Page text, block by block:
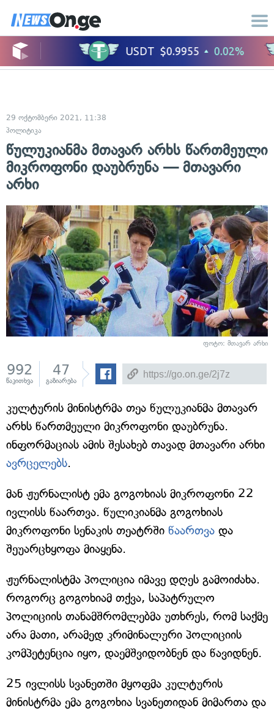
29 ოქტომბერი 2021, 11:38
პოლიტიკა
წულუკიანმა მთავარ არხს წართმეული
მიკროფონი დაუბრუნა — მთავარი
არხი
ფოტო: მთავარ არხი
992
წაკითხვა
47
გაზიარება
კულტურის მინისტრმა თეა წულუკიანმა მთავარ
არხს წართმეული მიკროფონი დაუბრუნა.
ინფორმაციას ამის შესახებ თავად მთავარი არხი
ავრცელებს.
მან ჟურნალისტ ემა გოგოხიას მიკროფონი 22
ივლისს წაართვა. წულიკიანმა გოგოხიას
მიკროფონი სენაკის თეატრში წაართვა და
შეუარცხყოფა მიაყენა.
ჟურნალისტმა პოლიცია იმავე დღეს გამოიძახა.
როგორც გოგოხიამ თქვა, საპატრულო
პოლიციის თანამშრომლებმა უთხრეს, რომ საქმე
არა მათი, არამედ კრიმინალური პოლიციის
კომპეტენცია იყო, დაემშვიდობნენ და წავიდნენ.
25 ივლისს სვანეთში მყოფმა კულტურის
მინისტრმა ემა გოგოხია სვანეთიდან მიმართა და